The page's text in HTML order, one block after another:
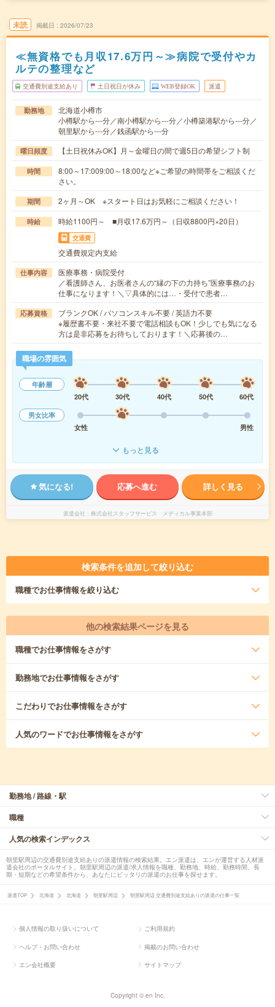
未読 掲載日 2026/07/23
≪無資格でも月収17.6万円～≫病院で受付やカ
ルテの整理など
交通費別途支給あり 土日祝日が休み WEB登録OK 派遣
勤務地
北海道小樽市
小樽駅から---分／南小樽駅から---分／小樽築港駅から---分／
朝里駅から---分／銭函駅から---分
曜日頻度 【土日祝休みOK】月～金曜日の間で週5日の希望シフト制
時間
8:00～17:009:00～18:00など※ご希望の時間帯をご相談くだ
さい。
期間 2ヶ月～OK ※スタート日はお気軽にご相談ください！
時給 時給1100円～ ■月収17.6万円～（日収8800円×20日）
交通費
交通費規定内支給
仕事内容
医療事務・病院受付
／看護師さん、お医者さんの“縁の下の力持ち”医療事務のお
仕事になります！＼▽具体的には…・受付で患者…
応募資格
ブランクOK / パソコンスキル不要 / 英語力不要
※履歴書不要・来社不要で電話相談もOK！少しでも気になる
方は是非応募をお待ちしております！＼応募後の…
職場の雰囲気
年齢層
20代
30代 40代 50代
60代
男女比率
女性
男性
もっと見る
気になる! 応募へ進む 詳しく見る
派遣会社 株式会社スタッフサービス メディカル事業本部
検索条件を追加して絞り込む
職種でお仕事情報を絞り込む
他の検索結果ページを見る
職種でお仕事情報をさがす
勤務地でお仕事情報をさがす
こだわりでお仕事情報をさがす
人気のワードでお仕事情報をさがす
勤務地 / 路線・駅
職種
人気の検索インデックス
朝里駅周辺の交通費別途支給ありの派遣情報の検索結果。エン派遣は、エンが運営する人材派
遣会社のポータルサイト。朝里駅周辺の派遣/求人情報を職種、勤務地、時給、勤務時間、長
期・短期などの希望条件から、あなたにピッタリの派遣のお仕事を探せます。
派遣TOP 北海道 北海道 朝里駅周辺 朝里駅周辺 交通費別途支給ありの派遣の仕事一覧
個人情報の取り扱いについて ご利用規約
ヘルプ・お問い合わせ 掲載のお問い合わせ
エン会社概要 サイトマップ
Copyright © en Inc.